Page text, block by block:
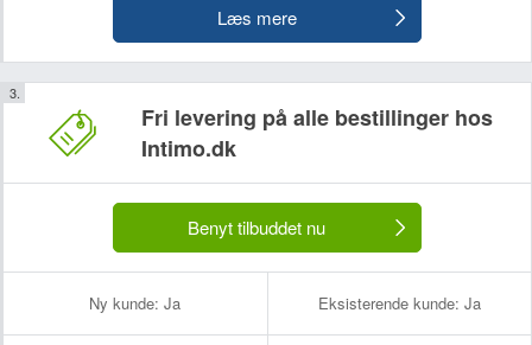
Læs mere
Fri levering på alle bestillinger hos
Intimo.dk
Benyt tilbuddet nu
Ny kunde: Ja Eksisterende kunde: Ja